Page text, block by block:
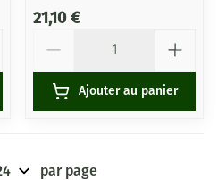
21,10 €
Ajouter au panier
par page